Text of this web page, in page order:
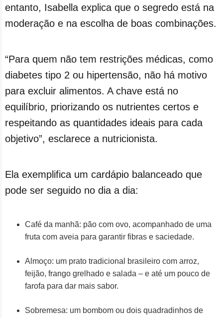
entanto, Isabella explica que o segredo está na
moderação e na escolha de boas combinações.
“Para quem não tem restrições médicas, como
diabetes tipo 2 ou hipertensão, não há motivo
para excluir alimentos. A chave está no
equilíbrio, priorizando os nutrientes certos e
respeitando as quantidades ideais para cada
objetivo”, esclarece a nutricionista.
Ela exemplifica um cardápio balanceado que
pode ser seguido no dia a dia:
Café da manhã: pão com ovo, acompanhado de uma
fruta com aveia para garantir fibras e saciedade.
Almoço: um prato tradicional brasileiro com arroz,
feijão, frango grelhado e salada – e até um pouco de
farofa para dar mais sabor.
Sobremesa: um bombom ou dois quadradinhos de